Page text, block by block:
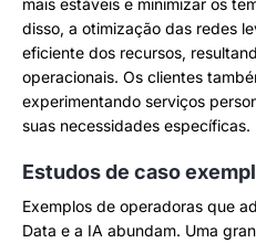
disso, a otimização das redes
eficiente dos recursos,
operacionais. Os clientes
experimentando serviços
suas necessidades específicas.
Estudos de caso
Exemplos de operadoras que
Data e a IA abundam. Uma